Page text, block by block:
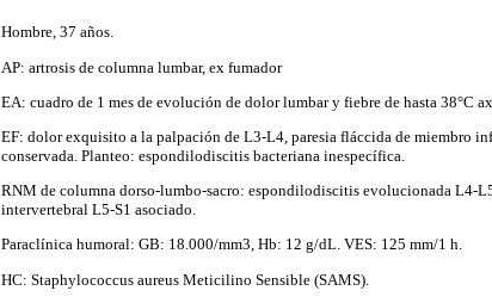
Hombre, 37 años.
AP: artrosis de columna lumbar, ex fumador
EA: cuadro de 1 mes de evolución de dolor lumbar y fiebre de hasta 38°C
EF: dolor exquisito a la palpación de L3-L4, paresia fláccida de miembro
conservada. Planteo: espondilodiscitis bacteriana inespecífica.
RNM de columna dorso-lumbo-sacro: espondilodiscitis evolucionada L4-
intervertebral L5-S1 asociado.
Paraclínica humoral: GB: 18.000/mm3, Hb: 12 g/dL. VES: 125 mm/1 h.
HC: Staphylococcus aureus Meticilino Sensible (SAMS).